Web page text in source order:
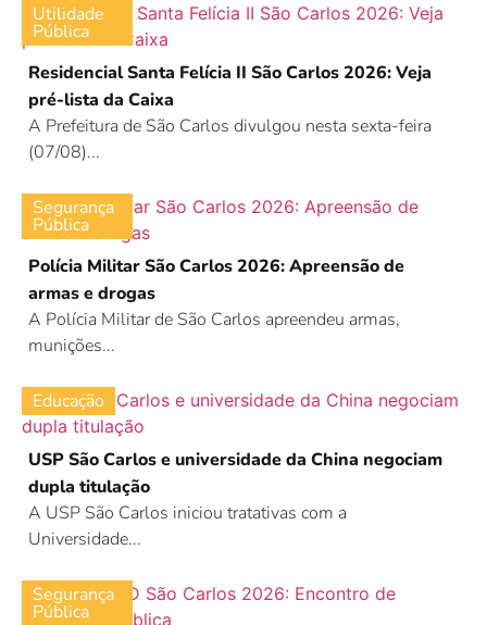
Utilidade
Pública
Residencial Santa Felícia II São Carlos 2026: Veja
pré-lista da Caixa
A Prefeitura de São Carlos divulgou nesta sexta-feira
(07/08)...
Segurança
Pública
Polícia Militar São Carlos 2026: Apreensão de
armas e drogas
A Polícia Militar de São Carlos apreendeu armas,
munições...
Educação
USP São Carlos e universidade da China negociam
dupla titulação
A USP São Carlos iniciou tratativas com a
Universidade...
Segurança
Pública